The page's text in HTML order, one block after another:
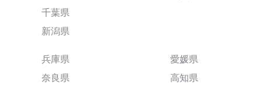
千葉県
新潟県
兵庫県
奈良県
愛媛県
高知県